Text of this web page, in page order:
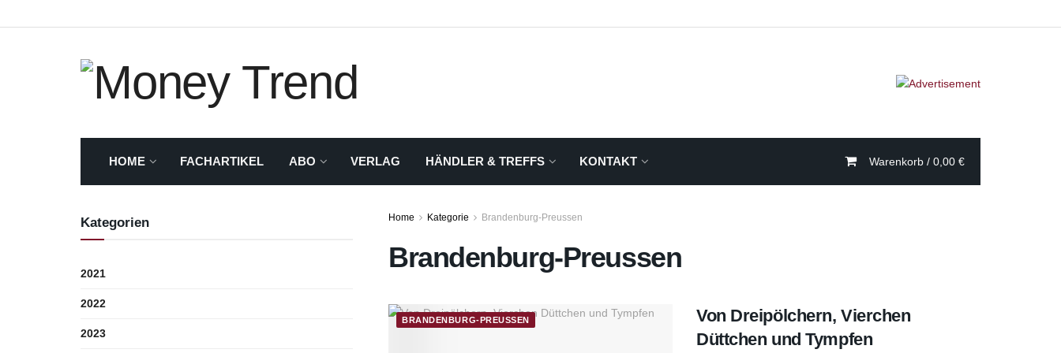
HOME FACHARTIKEL ABO VERLAG HÄNDLER & TREFFS KONTAKT Warenkorb / 0,00 €
Home Kategorie Brandenburg-Preussen
Brandenburg-Preussen
BRANDENBURG-PREUSSEN
Von Dreipölchern, Vierchen
Düttchen und Tympfen
Kategorien
2021
2022
2023